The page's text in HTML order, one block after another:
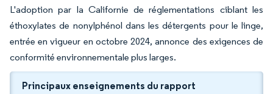
L'adoption par la Californie de réglementations ciblant les
éthoxylates de nonylphénol dans les détergents pour le linge,
entrée en vigueur en octobre 2024, annonce des exigences de
conformité environnementale plus larges.
Principaux enseignements du rapport